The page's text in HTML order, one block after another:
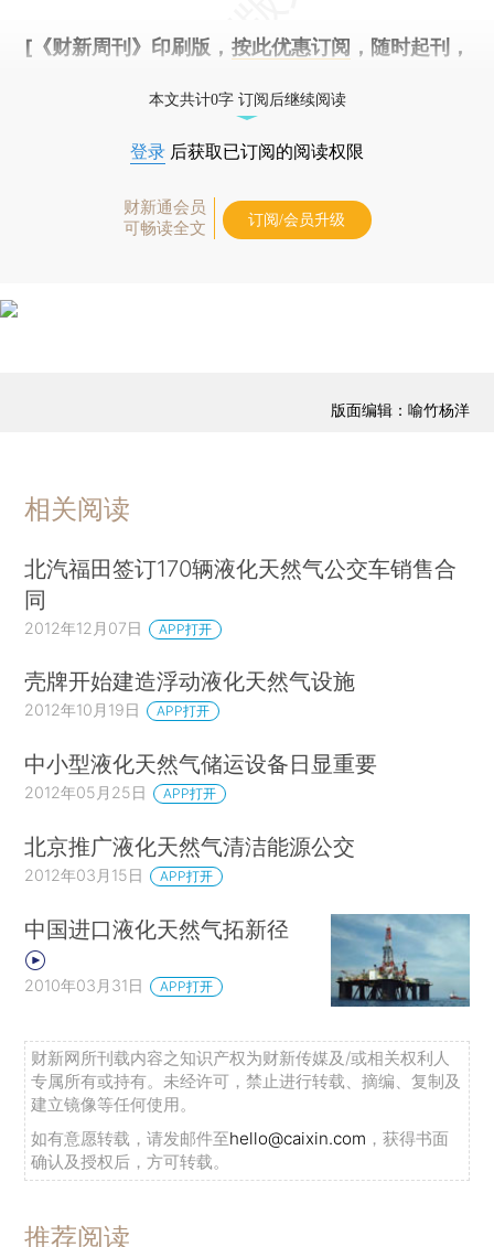
[《财新周刊》印刷版， 按此优惠订阅 ，随时起刊，
本文共计0字 订阅后继续阅读
登录 后获取已订阅的阅读权限
财新通会员
可畅读全文
订阅/会员升级
版面编辑：喻竹杨洋
相关阅读
北汽福田签订170辆液化天然气公交车销售合
同
2012年12月07日 APP打开
壳牌开始建造浮动液化天然气设施
2012年10月19日 APP打开
中小型液化天然气储运设备日显重要
2012年05月25日 APP打开
北京推广液化天然气清洁能源公交
2012年03月15日 APP打开
中国进口液化天然气拓新径
2010年03月31日 APP打开
财新网所刊载内容之知识产权为财新传媒及/或相关权利人
专属所有或持有。未经许可，禁止进行转载、摘编、复制及
建立镜像等任何使用。
如有意愿转载，请发邮件至hello@caixin.com ，获得书面
确认及授权后，方可转载。
推荐阅读